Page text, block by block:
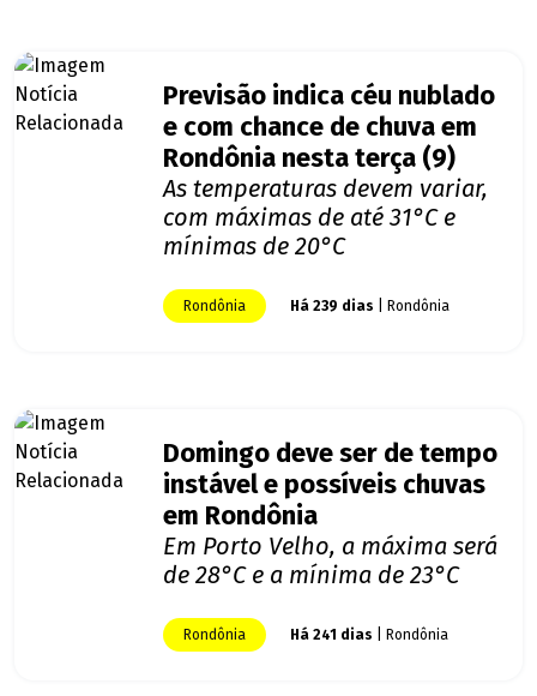
Previsão indica céu nublado
e com chance de chuva em
Rondônia nesta terça (9)
As temperaturas devem variar,
com máximas de até 31°C e
mínimas de 20°C
Rondônia Há 239 dias | Rondônia
Domingo deve ser de tempo
instável e possíveis chuvas
em Rondônia
Em Porto Velho, a máxima será
de 28°C e a mínima de 23°C
Rondônia Há 241 dias | Rondônia